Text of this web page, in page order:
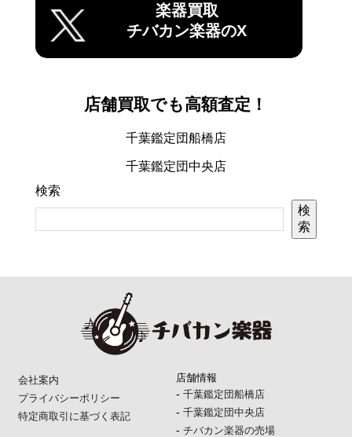
楽器買取
チバカン楽器のX
店舗買取でも高額査定！
千葉鑑定団船橋店
千葉鑑定団中央店
検索
検
索
会社案内
プライバシーポリシー
特定商取引に基づく表記
店舗情報
- 千葉鑑定団船橋店
- 千葉鑑定団中央店
- チバカン楽器の売場